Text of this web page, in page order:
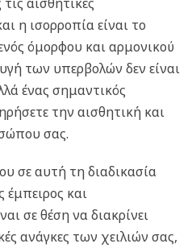
η ισορροπία είναι το
όμορφου και αρμονικού
των υπερβολών δεν είναι
ένας σημαντικός
την αισθητική και
σας.
σε αυτή τη διαδικασία
έμπειρος και
σε θέση να διακρίνει
ανάγκες των χειλιών σας,